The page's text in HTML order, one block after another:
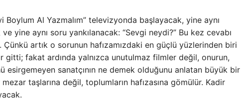
Boylum Al Yazmalım” televizyonda başlayacak, yine aynı
yine aynı soru yankılanacak: “Sevgi neydi?” Bu kez cevabı
artık o sorunun hafızamızdaki en güçlü yüzlerinden biri
gitti; fakat ardında yalnızca unutulmaz filmler değil, onurun,
esirgemeyen sanatçının ne demek olduğunu anlatan büyük bir
mezar taşlarına değil, toplumların hafızasına gömülür. Kadir